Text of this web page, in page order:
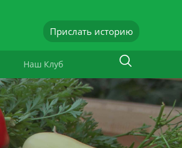
Прислать историю
Наш Клуб